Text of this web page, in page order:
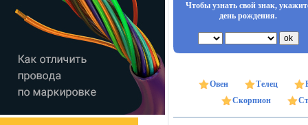
Чтобы узнать свой знак,
день рождения.
Овен Телец
Скорпион